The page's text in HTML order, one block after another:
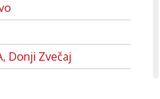
Donji Zvečaj